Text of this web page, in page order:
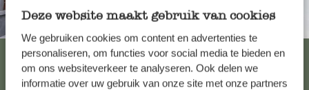
Deze website maakt gebruik van cookies
We gebruiken cookies om content en advertenties te
personaliseren, om functies voor social media te bieden en
om ons websiteverkeer te analyseren. Ook delen we
informatie over uw gebruik van onze site met onze partners
Immer in der Nähe
Alle 62 Geschäfte anzeigen